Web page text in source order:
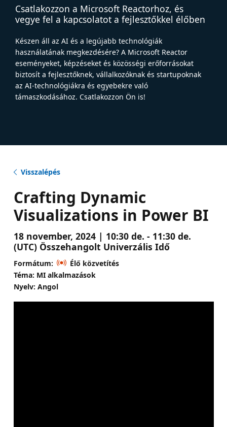
Csatlakozzon a Microsoft Reactorhoz, és
vegye fel a kapcsolatot a fejlesztőkkel élőben
Készen áll az AI és a legújabb technológiák
használatának megkezdésére? A Microsoft Reactor
eseményeket, képzéseket és közösségi erőforrásokat
biztosít a fejlesztőknek, vállalkozóknak és startupoknak
az AI-technológiákra és egyebekre való
támaszkodásához. Csatlakozzon Ön is!
Visszalépés
Crafting Dynamic
Visualizations in Power BI
18 november, 2024 | 10:30 de. - 11:30 de.
(UTC) Összehangolt Univerzális Idő
Formátum:
Élő közvetítés
Téma: MI alkalmazások
Nyelv: Angol